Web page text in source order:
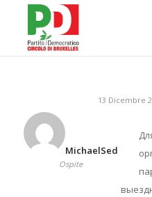
13 Dicembre
MichaelSed
Ospite